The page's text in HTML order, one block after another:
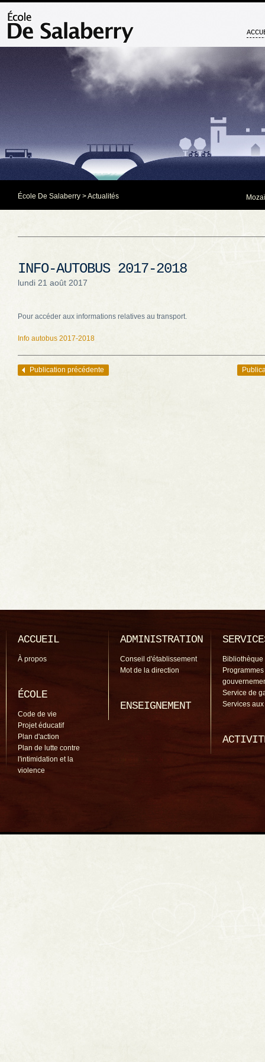
École De Salaberry >Actualités
INFO-AUTOBUS 2017-2018
lundi 21 août 2017
Pour accéder aux informations relatives au transport.
Info autobus 2017-2018
Navigation des articles
Publication précédente
ACCUEIL
À propos
ÉCOLE
Code de vie
Projet éducatif
Plan d'action
Plan de lutte contre
l'intimidation et la
violence
ADMINISTRATION
Conseil d'établissement
Mot de la direction
ENSEIGNEMENT
Bibliothèque
Programmes
Service de
Services